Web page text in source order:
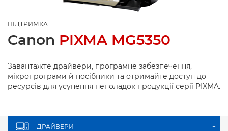
ПІДТРИМКА
Canon PIXMA MG5350
Завантажте драйвери, програмне забезпечення,
мікропрограми й посібники та отримайте доступ до
ресурсів для усунення неполадок продукції серії PIXMA.
ДРАЙВЕРИ +